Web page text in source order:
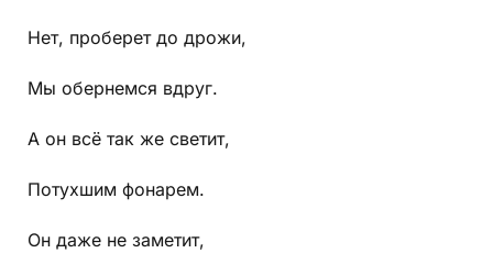
Нет, проберет до дрожи,
Мы обернемся вдруг.
А он всё так же светит,
Потухшим фонарем.
Он даже не заметит,